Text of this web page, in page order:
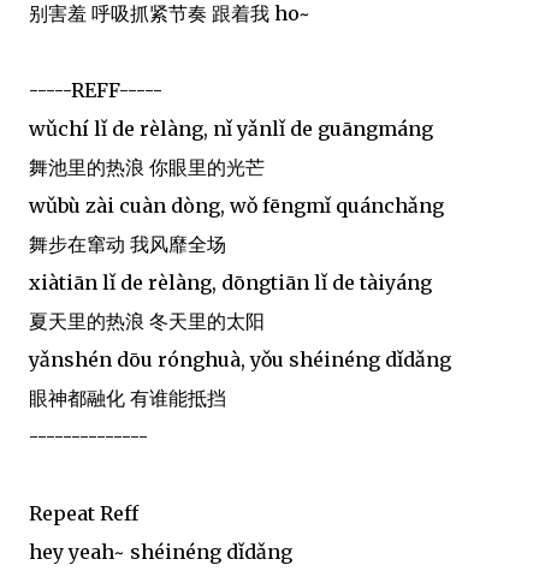
别害羞 呼吸抓紧节奏 跟着我 ho~
-----REFF-----
wǔchí lǐ de rèlàng, nǐ yǎnlǐ de guāngmáng
舞池里的热浪 你眼里的光芒
wǔbù zài cuàn dòng, wǒ fēngmǐ quánchǎng
舞步在窜动 我风靡全场
xiàtiān lǐ de rèlàng, dōngtiān lǐ de tàiyáng
夏天里的热浪 冬天里的太阳
yǎnshén dōu rónghuà, yǒu shéinéng dǐdǎng
眼神都融化 有谁能抵挡
--------------
Repeat Reff
hey yeah~ shéinéng dǐdǎng